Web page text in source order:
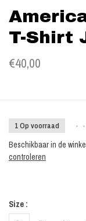
T-Shirt
€40,00
1 Op voorraad • •
Beschikbaar in de
controleren
Size :